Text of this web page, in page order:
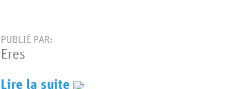
PUBLIÉ PAR:
Eres
Lire la suite